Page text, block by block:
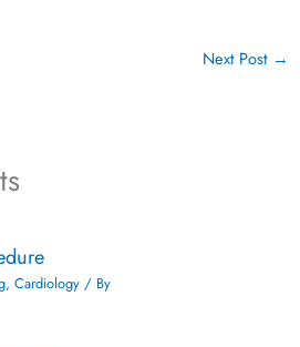
Next Post →
,Cardiology / By